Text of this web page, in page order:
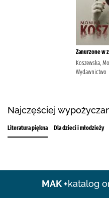
Zanurzone w
Koszewska,
Wydawnictwo
Najczęściej
Literatura piękna Dla dzieci i młodzieży
MAK +katalog